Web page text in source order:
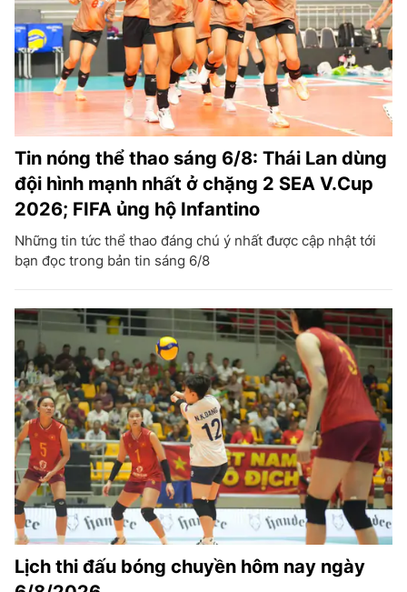
Tin nóng thể thao sáng 6/8: Thái Lan dùng
đội hình mạnh nhất ở chặng 2 SEA V.Cup
2026; FIFA ủng hộ Infantino
Những tin tức thể thao đáng chú ý nhất được cập nhật tới
bạn đọc trong bản tin sáng 6/8
Lịch thi đấu bóng chuyền hôm nay ngày